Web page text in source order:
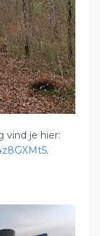
vind je hier:
.